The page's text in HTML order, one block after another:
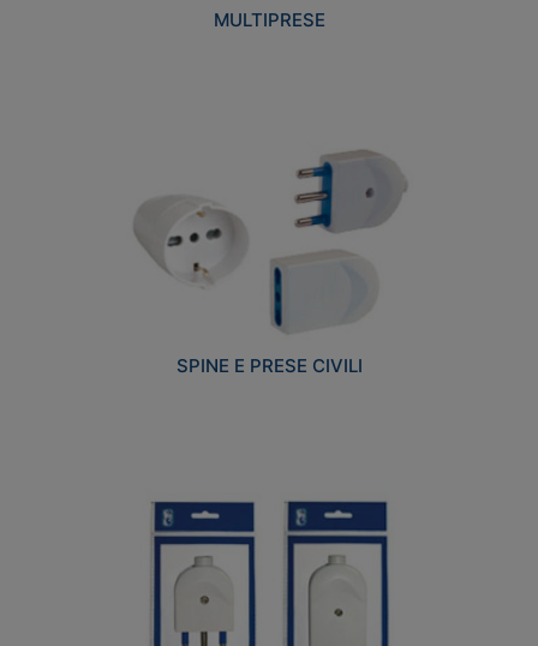
MULTIPRESE
SPINE E PRESE CIVILI